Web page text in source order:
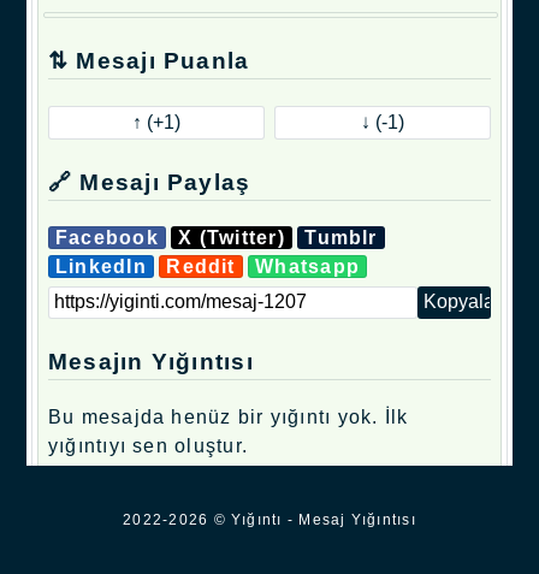
⇅ Mesajı Puanla
🔗 Mesajı Paylaş
Facebook X (Twitter)
Tumblr
LinkedIn
Reddit Whatsapp
Mesajın Yığıntısı
Bu mesajda henüz bir yığıntı yok. İlk
yığıntıyı sen oluştur.
2022-2026 © Yığıntı - Mesaj Yığıntısı